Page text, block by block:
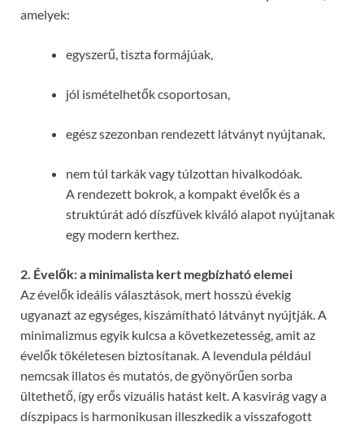
amelyek:
egyszerű, tiszta formájúak,
jól ismételhetők csoportosan,
egész szezonban rendezett látványt nyújtanak,
nem túl tarkák vagy túlzottan hivalkodóak.
A rendezett bokrok, a kompakt évelők és a
struktúrát adó díszfüvek kiváló alapot nyújtanak
egy modern kerthez.
2. Évelők: a minimalista kert megbízható elemei
Az évelők ideális választások, mert hosszú évekig
ugyanazt az egységes, kiszámítható látványt nyújtják. A
minimalizmus egyik kulcsa a következetesség, amit az
évelők tökéletesen biztosítanak. A levendula például
nemcsak illatos és mutatós, de gyönyörűen sorba
ültethető, így erős vizuális hatást kelt. A kasvirág vagy a
díszpipacs is harmonikusan illeszkedik a visszafogott